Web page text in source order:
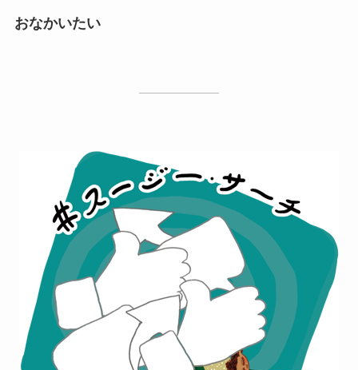
おなかいたい